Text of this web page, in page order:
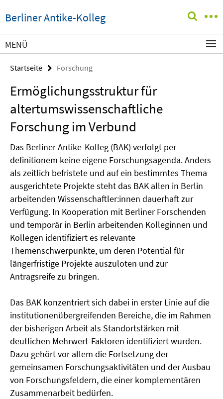
direkt
zu
Inhalt
Berliner Antike-Kolleg
Service-
MENÜ
Startseite Forschung
Ermöglichungsstruktur für
altertumswissenschaftliche
Forschung im Verbund
Das Berliner Antike-Kolleg (BAK) verfolgt per
definitionem keine eigene Forschungsagenda. Anders
als zeitlich befristete und auf ein bestimmtes Thema
ausgerichtete Projekte steht das BAK allen in Berlin
arbeitenden Wissenschaftler:innen dauerhaft zur
Verfügung. In Kooperation mit Berliner Forschenden
und temporär in Berlin arbeitenden Kolleginnen und
Kollegen identifiziert es relevante
Themenschwerpunkte, um deren Potential für
längerfristige Projekte auszuloten und zur
Antragsreife zu bringen.
Das BAK konzentriert sich dabei in erster Linie auf die
institutionenübergreifenden Bereiche, die im Rahmen
der bisherigen Arbeit als Standortstärken mit
deutlichen Mehrwert-Faktoren identifiziert wurden.
Dazu gehört vor allem die Fortsetzung der
gemeinsamen Forschungsaktivitäten und der Ausbau
von Forschungsfeldern, die einer komplementären
Zusammenarbeit bedürfen.